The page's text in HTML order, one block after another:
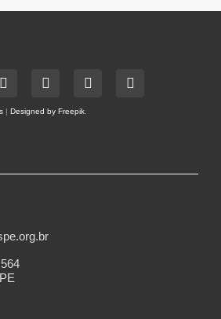
| Designed by Freepik